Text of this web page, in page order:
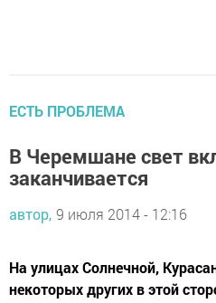
ЕСТЬ ПРОБЛЕМА
В Черемшане свет
заканчивается
автор, 9 июля 2014 - 12:16
На улицах Солнечной,
некоторых других в этой